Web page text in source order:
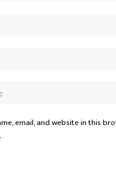
email, and website in this